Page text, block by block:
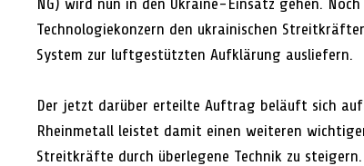
Technologiekonzern den ukrainischen
System zur luftgestützten Aufklärung ausliefern.
Der jetzt darüber erteilte Auftrag beläuft sich
Rheinmetall leistet damit einen weiteren
Streitkräfte durch überlegene Technik zu